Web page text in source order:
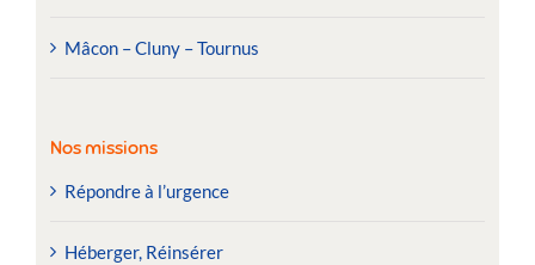
Mâcon – Cluny – Tournus
Nos missions
Répondre à l’urgence
Héberger, Réinsérer